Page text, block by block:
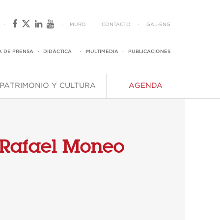
· · MURO · CONTACTO · GAL- ENG
DE PRENSA · DIDÁCTICA · MULTIMEDIA · PUBLICACIONES
Y CULTURA AGENDA
Moneo